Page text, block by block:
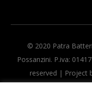
© 2020 Patra
Possanzini. P.iva:
reserved | Project